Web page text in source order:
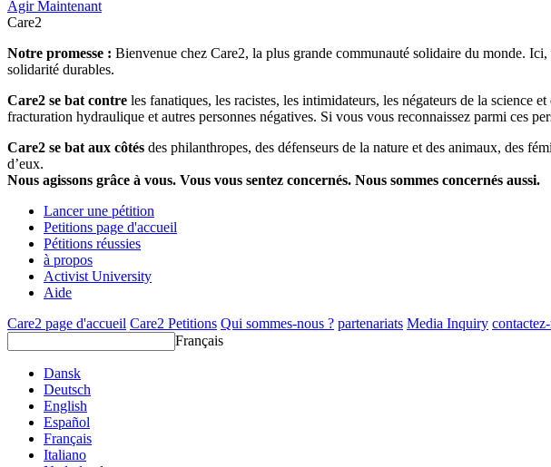
Agir Maintenant
Care2
Notre promesse : Bienvenue chez Care2, la plus grande communauté solidaire du monde.
solidarité durables.
Care2 se bat contre les fanatiques, les racistes, les intimidateurs, les négateurs de la science
fracturation hydraulique et autres personnes négatives. Si vous vous reconnaissez parmi ces
Care2 se bat aux côtés des philanthropes, des défenseurs de la nature et des animaux, des
d’eux.
Nous agissons grâce à vous. Vous vous sentez concernés. Nous sommes concernés aussi.
Lancer une pétition
Petitions page d'accueil
Pétitions réussies
à propos
Activist University
Aide
Care2 page d'accueil Care2 Petitions Qui sommes-nous ? partenariats Media Inquiry
Français
Dansk
Deutsch
English
Español
Français
Italiano